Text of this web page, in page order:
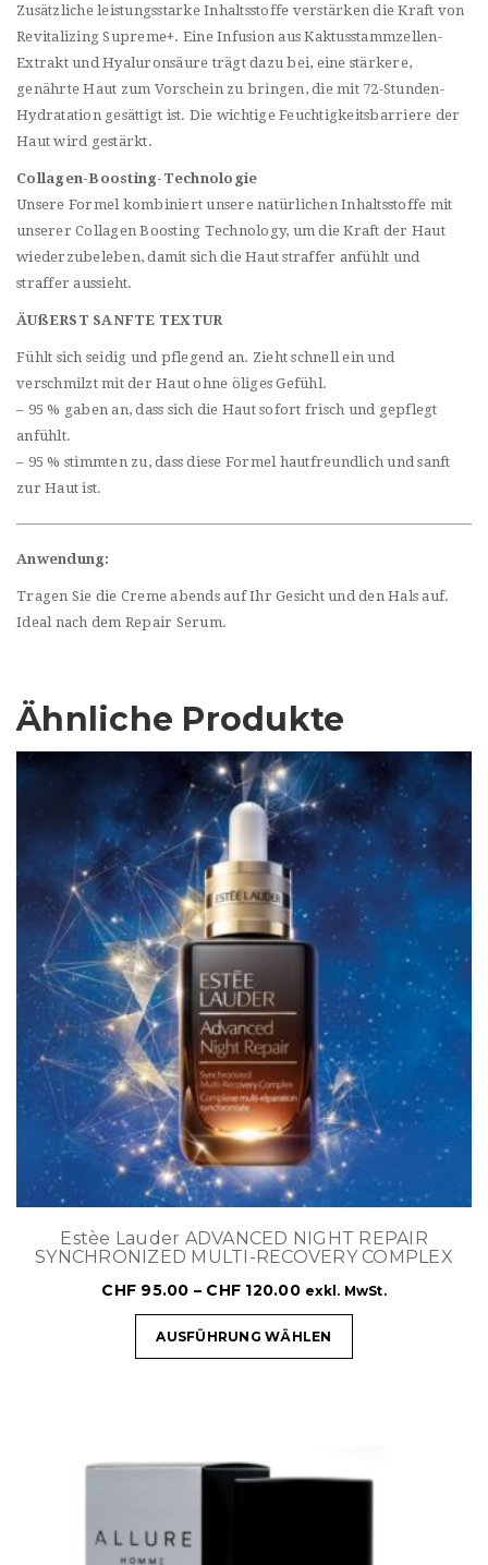
Zusätzliche leistungsstarke Inhaltsstoffe verstärken die Kraft von
Revitalizing Supreme+. Eine Infusion aus Kaktusstammzellen-
Extrakt und Hyaluronsäure trägt dazu bei, eine stärkere,
genährte Haut zum Vorschein zu bringen, die mit 72-Stunden-
Hydratation gesättigt ist. Die wichtige Feuchtigkeitsbarriere der
Haut wird gestärkt.
Collagen-Boosting-Technologie
Unsere Formel kombiniert unsere natürlichen Inhaltsstoffe mit
unserer Collagen Boosting Technology, um die Kraft der Haut
wiederzubeleben, damit sich die Haut straffer anfühlt und
straffer aussieht.
ÄUßERST SANFTE TEXTUR
Fühlt sich seidig und pflegend an. Zieht schnell ein und
verschmilzt mit der Haut ohne öliges Gefühl.
– 95 % gaben an, dass sich die Haut sofort frisch und gepflegt
anfühlt.
– 95 % stimmten zu, dass diese Formel hautfreundlich und sanft
zur Haut ist.
Anwendung:
Tragen Sie die Creme abends auf Ihr Gesicht und den Hals auf.
Ideal nach dem Repair Serum.
Ähnliche Produkte
Estèe Lauder ADVANCED NIGHT REPAIR
SYNCHRONIZED MULTI-RECOVERY COMPLEX
CHF 95.00 – CHF 120.00 exkl. MwSt.
AUSFÜHRUNG WÄHLEN